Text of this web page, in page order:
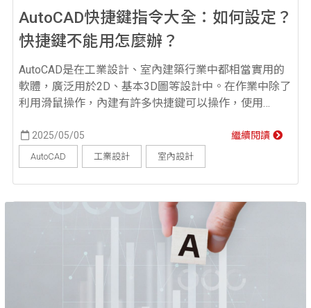
AutoCAD快捷鍵指令大全：如何設定？
快捷鍵不能用怎麼辦？
AutoCAD是在工業設計、室內建築行業中都相當實用的
軟體，廣泛用於2D、基本3D圖等設計中。在作業中除了
利用滑鼠操作，內建有許多快捷鍵可以操作，使用
捷鍵如何設定？ 快捷鍵，又稱為快速鍵或熱鍵，為了方
便使用者操作，透過某些特定的按鍵或按鍵組合來完成
一個動作。在AutoCAD軟體裡可以利用快捷鍵代替滑
鼠，使用鍵盤快捷鍵發出指令，完成...
2025/05/05 繼續閱讀
AutoCAD 工業設計 室內設計